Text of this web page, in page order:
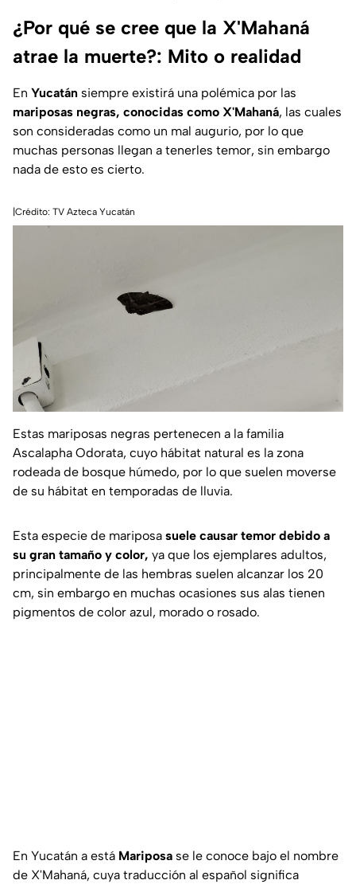
¿Por qué se cree que la X'Mahaná
atrae la muerte?: Mito o realidad
En Yucatán siempre existirá una polémica por las
mariposas negras, conocidas como X'Mahaná, las cuales
son consideradas como un mal augurio, por lo que
muchas personas llegan a tenerles temor, sin embargo
nada de esto es cierto.
|Crédito: TV Azteca Yucatán
Estas mariposas negras pertenecen a la familia
Ascalapha Odorata, cuyo hábitat natural es la zona
rodeada de bosque húmedo, por lo que suelen moverse
de su hábitat en temporadas de lluvia.
Esta especie de mariposa suele causar temor debido a
su gran tamaño y color, ya que los ejemplares adultos,
principalmente de las hembras suelen alcanzar los 20
cm, sin embargo en muchas ocasiones sus alas tienen
pigmentos de color azul, morado o rosado.
En Yucatán a está Mariposa se le conoce bajo el nombre
de X'Mahaná, cuya traducción al español significa